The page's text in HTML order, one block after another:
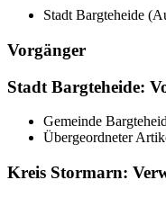
Stadt Bargteheide
Vorgänger
Stadt Bargteheide:
Gemeinde
Übergeordneter
Kreis Stormarn: